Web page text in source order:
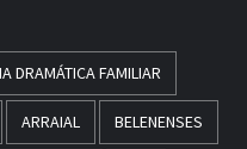
DRAMÁTICA FAMILIAR
ARRAIAL BELENENSES